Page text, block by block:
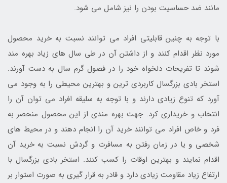
مانند ضد حساسیت بودن را نیز شامل می شود.
با توجه به چنین قابلیتی افراد می توانند نسبت به خرید محصول
مورد نظر اقدام کنند و از داشتن آن در طی سال های زیاد بهره مند
شوند تا تفریحات دلخواه خود را در فصول گرم سال به دست آورند.
استخر بادی بزرگسال کاربردی ترین و بهترین محیطی را به وجود می
آورد که تنوع زیادی دارند و با توجه به سلیقه افراد می توان آن را
انتخاب و خریداری کرد. جهت بهره مندی از این محصول منحصر به
فرد و خاص افراد می توانند خرید آن را انجام دهند و در محیط های
شخصی و یا در زمان رفتن به مسافرت و گردش نسبت به خرید آن
اقدام نمایند و بهترین اوقات را کسب کنند. استخر بادی بزرگسال با
ارتفاع زیاد مقاومت زیادی دارد و قادر به قرار گیری به صورت استوار بر